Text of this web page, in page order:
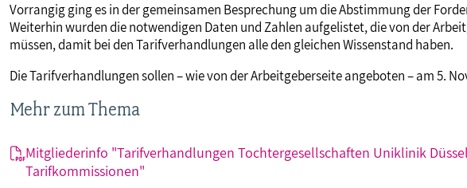
Europa
Vorrangig ging es in der gemeinsamen Besprechung um die Abstimmung der
Weiterhin wurden die notwendigen Daten und Zahlen aufgelistet, die von der
müssen, damit bei den Tarifverhandlungen alle den gleichen Wissenstand haben.
Die Tarifverhandlungen sollen – wie von der Arbeitgeberseite angeboten – am 5.
Mehr zum Thema
Mitgliederinfo "Tarifverhandlungen Tochtergesellschaften Uniklinik
Tarifkommissionen"